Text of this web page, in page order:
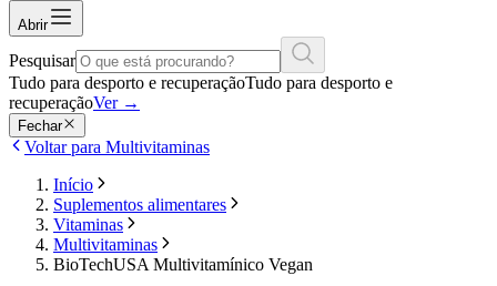
Abrir
Pesquisar
Tudo para desporto e recuperaçãoTudo para desporto e
recuperaçãoVer →
Fechar
Voltar para Multivitaminas
Início
Suplementos alimentares
Vitaminas
Multivitaminas
BioTechUSA Multivitamínico Vegan